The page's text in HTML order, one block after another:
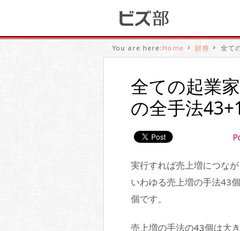
You are here: Home 財務 全て
全ての起業
の全手法43+1
実行すれば売上増につな
いわゆる売上増の手法43
個です。
売上増の手法の43個は大